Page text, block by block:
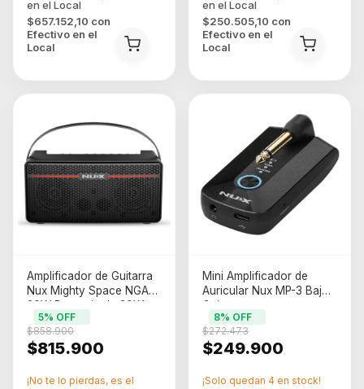
$657.152,10 con
Efectivo en el
Local
$250.505,10 con
Efectivo en el
Local
Amplificador de Guitarra
Nux Mighty Space NGA-
30W Potencia de 30W
$815.900
$858.900
5% OFF
¡No te lo pierdas, es el
Mini Amplificador de
Auricular Nux MP-3 Bajo
Guitarra
$249.900
$272.473
8% OFF
¡Solo quedan 4 en stock!